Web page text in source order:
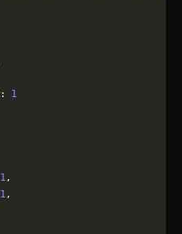
: 1
1,
1,